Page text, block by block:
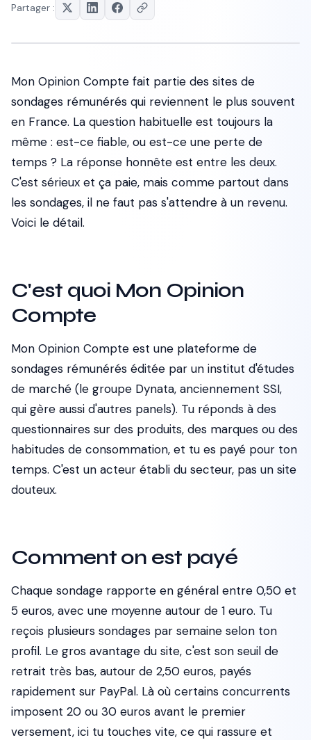
Partager :
Mon Opinion Compte fait partie des sites de
sondages rémunérés qui reviennent le plus souvent
en France. La question habituelle est toujours la
même : est-ce fiable, ou est-ce une perte de
temps ? La réponse honnête est entre les deux.
C'est sérieux et ça paie, mais comme partout dans
les sondages, il ne faut pas s'attendre à un revenu.
Voici le détail.
C'est quoi Mon Opinion
Compte
Mon Opinion Compte est une plateforme de
sondages rémunérés éditée par un institut d'études
de marché (le groupe Dynata, anciennement SSI,
qui gère aussi d'autres panels). Tu réponds à des
questionnaires sur des produits, des marques ou des
habitudes de consommation, et tu es payé pour ton
temps. C'est un acteur établi du secteur, pas un site
douteux.
Comment on est payé
Chaque sondage rapporte en général entre 0,50 et
5 euros, avec une moyenne autour de 1 euro. Tu
reçois plusieurs sondages par semaine selon ton
profil. Le gros avantage du site, c'est son seuil de
retrait très bas, autour de 2,50 euros, payés
rapidement sur PayPal. Là où certains concurrents
imposent 20 ou 30 euros avant le premier
versement, ici tu touches vite, ce qui rassure et